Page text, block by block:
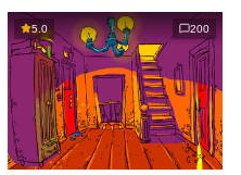
смекалки попробуйте решить
все, приготовленные авторами
для вас, головоломки и найти
выход на свободу.
Внимательно осмотрите
помещение, возможно вы
сможете найти какие-нибудь
подсказки. Желаем удачи!
5.0 200